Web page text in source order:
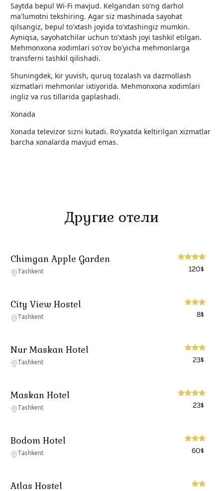
Saytda bepul Wi-Fi mavjud. Kelgandan so'ng darhol
ma'lumotni tekshiring. Agar siz mashinada sayohat
qilsangiz, bepul to'xtash joyida to'xtashingiz mumkin.
Ayniqsa, sayohatchilar uchun to'xtash joyi tashkil etilgan.
Mehmonxona xodimlari so'rov bo'yicha mehmonlarga
transferni tashkil qilishadi.
Shuningdek, kir yuvish, quruq tozalash va dazmollash
xizmatlari mehmonlar ixtiyorida. Mehmonxona xodimlari
ingliz va rus tillarida gaplashadi.
Xonada
Xonada televizor sizni kutadi. Ro'yxatda keltirilgan xizmatlar
barcha xonalarda mavjud emas.
Другие отели
Chimgan Apple Garden
Tashkent 120$
City View Hostel
Tashkent 8$
Nur Maskan Hotel
Tashkent 23$
Maskan Hotel
Tashkent 23$
Bodom Hotel
Tashkent 60$
Atlas Hostel